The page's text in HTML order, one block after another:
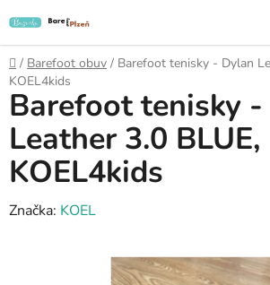
na
obsah
Domů
/ Barefoot obuv / Barefoot tenisky - Dylan
KOEL4kids
Barefoot tenisky
Leather 3.0 BLUE,
KOEL4kids
Značka: KOEL